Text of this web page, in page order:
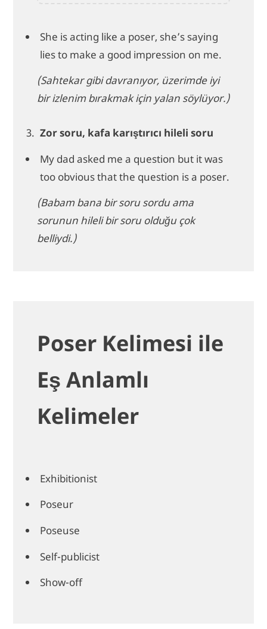
She is acting like a poser, she’s saying
lies to make a good impression on me.
(Sahtekar gibi davranıyor, üzerimde iyi
bir izlenim bırakmak için yalan söylüyor.)
Zor soru, kafa karıştırıcı hileli soru
My dad asked me a question but it was
too obvious that the question is a poser.
(Babam bana bir soru sordu ama
sorunun hileli bir soru olduğu çok
belliydi.)
Poser Kelimesi ile
Eş Anlamlı
Kelimeler
Exhibitionist
Poseur
Poseuse
Self-publicist
Show-off